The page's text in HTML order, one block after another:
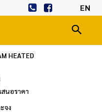
EN
HEATED
นอราคา
จง